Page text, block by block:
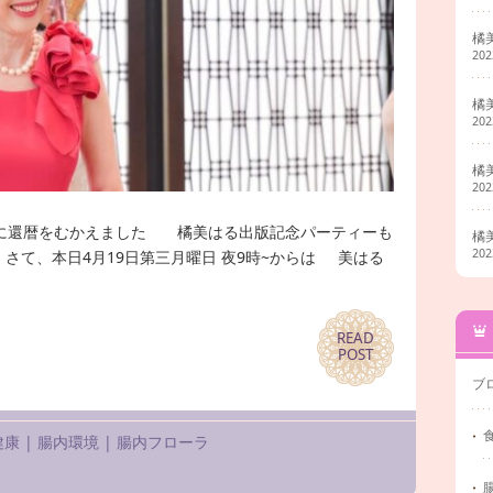
還暦をむかえました 橘美はる出版記念パーティーも
、本日4月19日第三月曜日 夜9時~からは 美はる
READ
POST
READ
POST
康 | 腸内環境 | 腸内フローラ
橘
橘
橘
橘
ブ